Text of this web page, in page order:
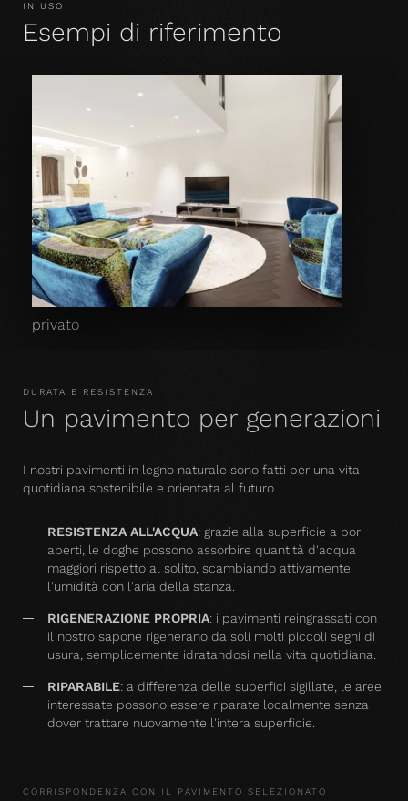
IN USO
Esempi di riferimento
privato
DURATA E RESISTENZA
Un pavimento per generazioni
I nostri pavimenti in legno naturale sono fatti per una vita
quotidiana sostenibile e orientata al futuro.
RESISTENZA ALL'ACQUA: grazie alla superficie a pori
aperti, le doghe possono assorbire quantità d'acqua
maggiori rispetto al solito, scambiando attivamente
l'umidità con l'aria della stanza.
RIGENERAZIONE PROPRIA: i pavimenti reingrassati con
il nostro sapone rigenerano da soli molti piccoli segni di
usura, semplicemente idratandosi nella vita quotidiana.
RIPARABILE: a differenza delle superfici sigillate, le aree
interessate possono essere riparate localmente senza
dover trattare nuovamente l'intera superficie.
CORRISPONDENZA CON IL PAVIMENTO SELEZIONATO